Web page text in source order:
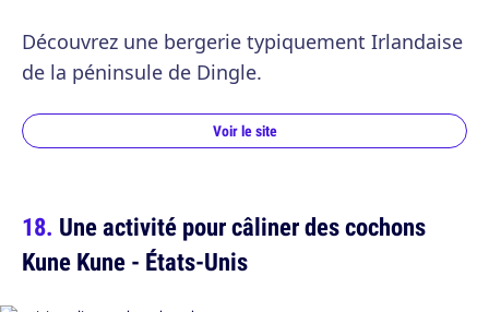
Découvrez une bergerie typiquement Irlandaise
de la péninsule de Dingle.
Voir le site
Une activité pour câliner des cochons
Kune Kune - États-Unis